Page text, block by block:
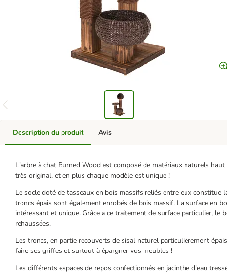
Description du produit
L'arbre à chat Burned Wood est composé de matériaux naturels
très original, et en plus chaque modèle est unique !
Le socle doté de tasseaux en bois massifs reliés entre eux constitue
troncs épais sont également enrobés de bois massif. La surface en
intéressant et unique. Grâce à ce traitement de surface particulier,
rehaussées.
Les troncs, en partie recouverts de sisal naturel particulièrement
faire ses griffes et surtout à épargner vos meubles !
Les différents espaces de repos confectionnés en jacinthe d'eau
Avis